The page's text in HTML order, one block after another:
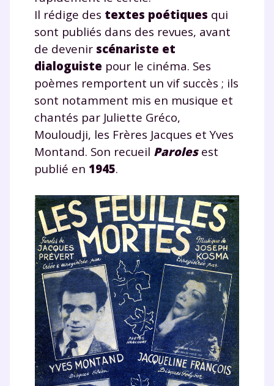
Il rédige des textes poétiques qui
sont publiés dans des revues, avant
de devenir scénariste et
dialoguiste pour le cinéma. Ses
poèmes remportent un vif succès ; ils
sont notamment mis en musique et
chantés par Juliette Gréco,
Mouloudji, les Frères Jacques et Yves
Montand. Son recueil Parolesest
publié en 1945.